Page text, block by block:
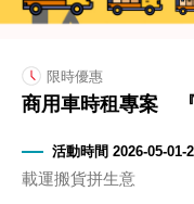
限時優惠
商用車時租專案
活動時間 2026-05-01-
載運搬貨拼生意